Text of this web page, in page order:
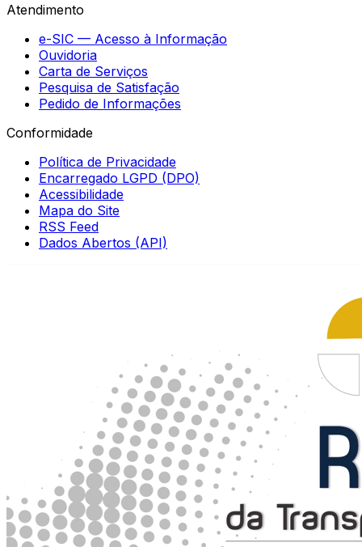
Atendimento
e-SIC — Acesso à Informação
Ouvidoria
Carta de Serviços
Pesquisa de Satisfação
Pedido de Informações
Conformidade
Política de Privacidade
Encarregado LGPD (DPO)
Acessibilidade
Mapa do Site
RSS Feed
Dados Abertos (API)